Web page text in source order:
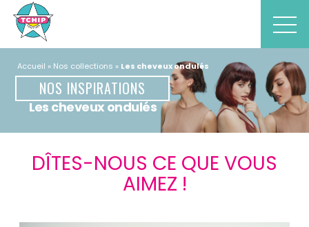
Accueil Nos collections Les cheveux ondulés
NOS INSPIRATIONS
Les cheveux ondulés
DÎTES-NOUS CE QUE VOUS
AIMEZ !